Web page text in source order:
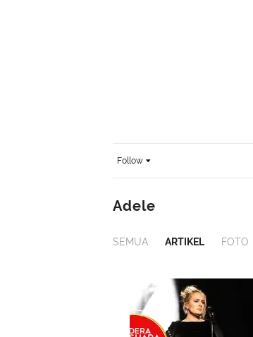
Follow
Adele
SEMUA ARTIKEL FOTO